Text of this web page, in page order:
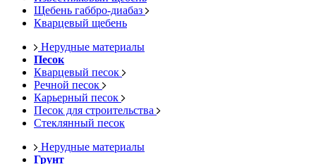
Щебень габбро-диабаз
Кварцевый щебень
Нерудные материалы
Песок
Кварцевый песок
Речной песок
Карьерный песок
Песок для строительства
Стеклянный песок
Нерудные материалы
Грунт